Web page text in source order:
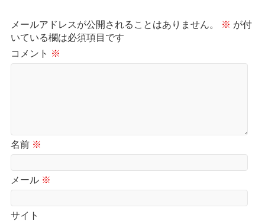
メールアドレスが公開されることはありません。 ※ が付
いている欄は必須項目です
コメント ※
名前 ※
メール ※
サイト